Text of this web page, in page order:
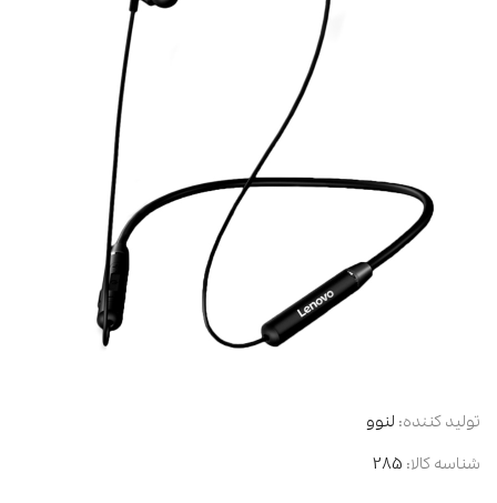
تولید کننده: لنوو
شناسه کالا: